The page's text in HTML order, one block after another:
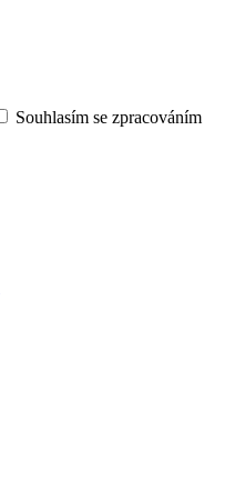
Souhlasím se zpracováním